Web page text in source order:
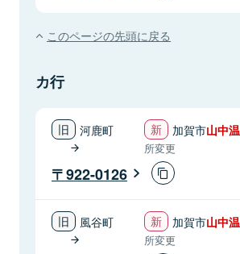
このページの先頭に戻る
カ行
河鹿町 加賀市山中
所変更
922-0126
風谷町 加賀市山中
所変更